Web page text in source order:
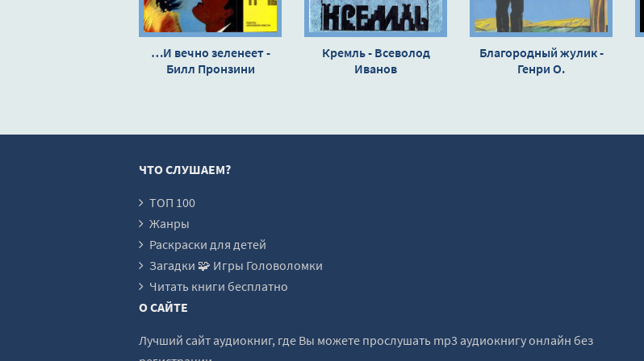
…И вечно зеленеет -
Билл Пронзини
Кремль - Всеволод
Иванов
Благородный жулик -
Генри О.
ЧТО СЛУШАЕМ?
ТОП 100
Жанры
Раскраски для детей
Загадки 🧩 Игры Головоломки
Читать книги бесплатно
О САЙТЕ
Лучший сайт аудиокниг, где Вы можете прослушать mp3 аудиокнигу онлайн без